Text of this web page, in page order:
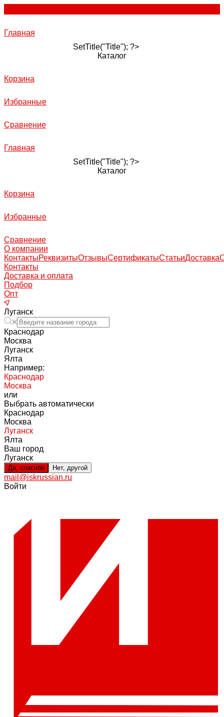
Главная
SetTitle("Title"); ?>
Каталог
Корзина
Избранные
Сравнение
Главная
SetTitle("Title"); ?>
Каталог
Корзина
Избранные
Сравнение
О компании
КонтактыРеквизитыОтзывыСертификатыСтатьиДоставка
Контакты
Доставка и оплата
Подбор
Опт
Луганск
Краснодар
Москва
Луганск
Ялта
Например:
Краснодар
Москва
или
Выбрать автоматически
Краснодар
Москва
Луганск
Ялта
Ваш город
Луганск
Да, спасибо Нет, другой
mail@iskrussian.ru
Войти